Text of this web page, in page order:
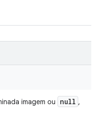
imagem ou null ,